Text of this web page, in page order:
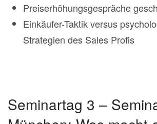
Preiserhöhungsgespräche
Einkäufer-Taktik versus
Strategien des Sales Profis
Seminartag 3 –